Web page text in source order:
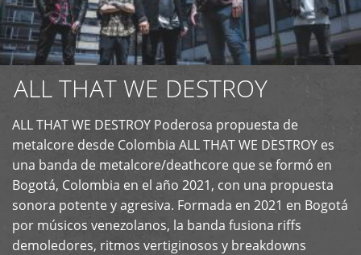
ALL THAT WE DESTROY
ALL THAT WE DESTROY Poderosa propuesta de
metalcore desde Colombia ALL THAT WE DESTROY es
una banda de metalcore/deathcore que se formó en
Bogotá, Colombia en el año 2021, con una propuesta
sonora potente y agresiva. Formada en 2021 en Bogotá
por músicos venezolanos, la banda fusiona riffs
demoledores, ritmos vertiginosos y breakdowns
+